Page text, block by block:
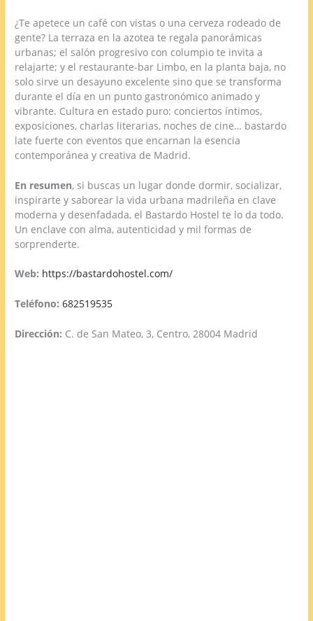
¿Te apetece un café con vistas o una cerveza rodeado de
gente? La terraza en la azotea te regala panorámicas
urbanas; el salón progresivo con columpio te invita a
relajarte; y el restaurante-bar Limbo, en la planta baja, no
solo sirve un desayuno excelente sino que se transforma
durante el día en un punto gastronómico animado y
vibrante. Cultura en estado puro: conciertos íntimos,
exposiciones, charlas literarias, noches de cine… bastardo
late fuerte con eventos que encarnan la esencia
contemporánea y creativa de Madrid.
En resumen, si buscas un lugar donde dormir, socializar,
inspirarte y saborear la vida urbana madrileña en clave
moderna y desenfadada, el Bastardo Hostel te lo da todo.
Un enclave con alma, autenticidad y mil formas de
sorprenderte.
Web: https://bastardohostel.com/
Teléfono:682519535
Dirección: C. de San Mateo, 3, Centro, 28004 Madrid